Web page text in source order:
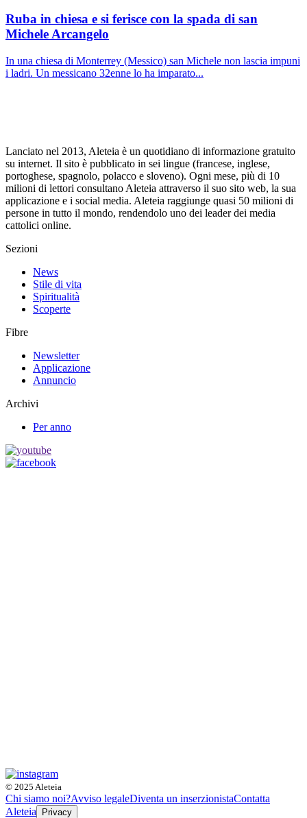
Ruba in chiesa e si ferisce con la spada di san
Michele Arcangelo
In una chiesa di Monterrey (Messico) san Michele non lascia impuni
i ladri. Un messicano 32enne lo ha imparato...
Lanciato nel 2013, Aleteia è un quotidiano di informazione gratuito
su internet. Il sito è pubblicato in sei lingue (francese, inglese,
portoghese, spagnolo, polacco e sloveno). Ogni mese, più di 10
milioni di lettori consultano Aleteia attraverso il suo sito web, la sua
applicazione e i social media. Aleteia raggiunge quasi 50 milioni di
persone in tutto il mondo, rendendolo uno dei leader dei media
cattolici online.
Sezioni
News
Stile di vita
Spiritualità
Scoperte
Fibre
Newsletter
Applicazione
Annuncio
Archivi
Per anno
© 2025 Aleteia
Chi siamo noi?Avviso legaleDiventa un inserzionistaContatta
Aleteia
Privacy